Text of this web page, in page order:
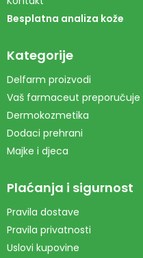
Besplatna analiza kože
Kategorije
Delfarm proizvodi
Vaš farmaceut preporučuje
Dermokozmetika
Dodaci prehrani
Majke i djeca
Plaćanja i sigurnost
Pravila dostave
Pravila privatnosti
Uslovi kupovine